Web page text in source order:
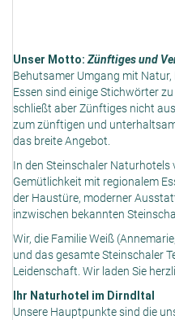
Unser Motto: Zünftiges und
Behutsamer Umgang mit
Essen sind einige Stichwörter
schließt aber Zünftiges nicht
zum zünftigen und
das breite Angebot.
In den Steinschaler Naturhotels
Gemütlichkeit mit regionalem
der Haustüre, moderner
inzwischen bekannten
Wir, die Familie Weiß
und das gesamte Steinschaler
Leidenschaft. Wir laden Sie
Ihr Naturhotel im Dirndltal
Unsere Hauptpunkte sind die